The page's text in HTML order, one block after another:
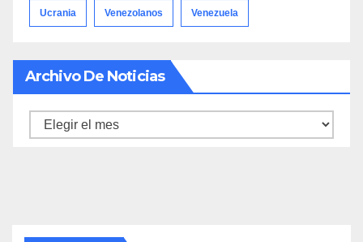
Ucrania Venezolanos Venezuela
Archivo De Noticias
Archivo